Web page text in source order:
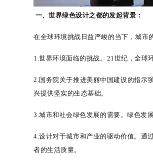
一、世界绿色设计之都的发起背景：
在全球环境挑战日益严峻的当下，城市
1.世界环境面临的挑战。 21世纪，全球
2.国务院关于推进美丽中国建设的指示
兴提供坚实的生态基础。
3.城市和社会绿色发展的需要。绿色发
4.设计对于城市和产业的驱动价值。通
者的生活质量。